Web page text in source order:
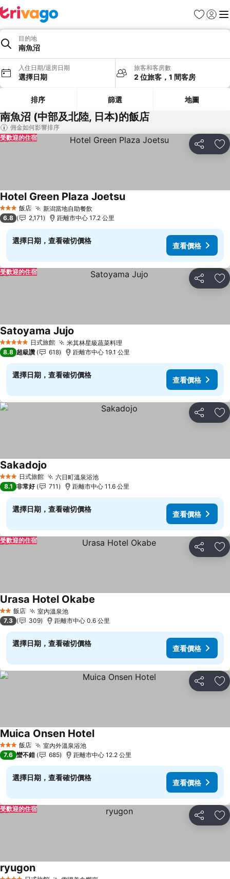
我的最愛
登入 選
目的地
南魚沼
入住日期/退房日期
選擇日期
旅客和客房數
2 位旅客，1 間客房
排序 篩選 地圖
南魚沼 (中部及北陸, 日本)的飯店
佣金如何影響排序
分享 加
受歡迎的住宿
3 星級 飯店 新潟當地自助餐飲查看價格
Hotel Green Plaza Joetsu查看價格
6.8 2,171 距離市中心 17.2 公里
選擇日期，查看確切價格
查看價格
分享 加
受歡迎的住宿
5 星級 日式旅館 米其林星級蔬菜料理查看價格
Satoyama Jujo
8.8 超級讚 618 距離市中心 19.1 公里
選擇日期，查看確切價格
查看價格
分享 加
3 星級 日式旅館 六日町溫泉浴池查看價格
Sakadojo
8.1 非常好 711 距離市中心 11.6 公里
選擇日期，查看確切價格
查看價格
分享 加
受歡迎的住宿
2 星級飯店 室內溫泉池查看價格
Urasa Hotel Okabe
7.3 309 距離市中心 0.6 公里
選擇日期，查看確切價格
查看價格
分享 加
3 星級 飯店 室內外溫泉浴池查看價格
Muica Onsen Hotel查看價格
7.6 蠻不錯 685 距離市中心 12.2 公里
選擇日期，查看確切價格
查看價格
分享 加
受歡迎的住宿
ryugon查看價格